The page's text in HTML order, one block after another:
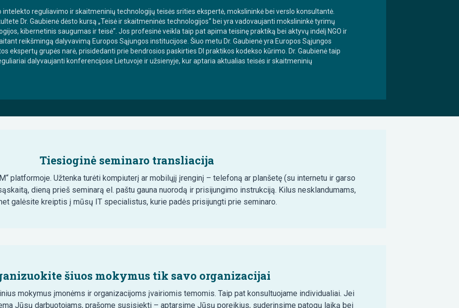
intelekto reguliavimo ir skaitmeninių technologijų teisės srities ekspertė, mokslininkė bei verslo konsultantė.
Dr. Gaubienė dėsto kursą „Teisė ir skaitmeninės technologijos“ bei yra vadovaujanti mokslininkė tyrimų
kibernetinis saugumas ir teisė“. Jos profesinė veikla taip pat apima teisinę praktiką bei aktyvų indėlį NGO ir
reikšmingą dalyvavimą Europos Sąjungos institucijose. Šiuo metu Dr. Gaubienė yra Europos Sąjungos
ekspertų grupės narė, prisidedanti prie bendrosios paskirties DI praktikos kodekso kūrimo. Dr. Gaubienė taip
dalyvaujanti konferencijose Lietuvoje ir užsienyje, kur aptaria aktualias teisės ir skaitmeninių
Tiesioginė seminaro transliacija
platformoje. Užtenka turėti kompiuterį ar mobilųjį įrenginį – telefoną ar planšetę (su internetu ir garso
dieną prieš seminarą el. paštu gauna nuorodą ir prisijungimo instrukciją. Kilus nesklandumams,
galėsite kreiptis į mūsų IT specialistus, kurie padės prisijungti prie seminaro.
šiuos mokymus tik savo organizacijai
mokymus įmonėms ir organizacijoms įvairiomis temomis. Taip pat konsultuojame individualiai. Jei
Jūsų darbuotojams, prašome susisiekti – aptarsime Jūsų poreikius, suderinsime patogų laiką bei